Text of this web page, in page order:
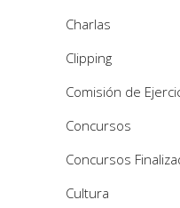
Charlas
Clipping
Comisión de
Concursos
Concursos
Cultura